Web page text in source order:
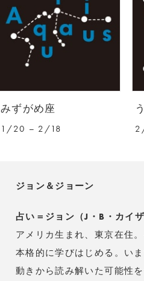
みずがめ座
1/20 – 2/18
ジョン＆ジョーン
占い＝ジョン（J・B・カイザ
アメリカ生まれ、東京在住
本格的に学びはじめる。い
動きから読み解いた可能性